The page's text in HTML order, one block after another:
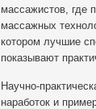
массажистов, где
массажных
котором лучшие
показывают
Научно-
наработок и